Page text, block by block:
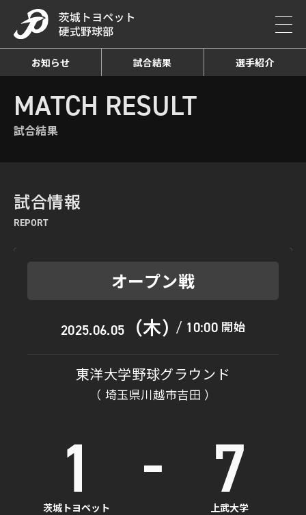
お知らせ 試合結果 選手紹介
MATCH RESULT 試合結果詳細
MATCH RESULT
試合結果
試合情報
REPORT
オープン戦
2025.06.05 （木）/ 10:00 開始
東洋大学野球グラウンド
（ 埼玉県川越市吉田 ）
茨城トヨペット
1 - 7
上武大学